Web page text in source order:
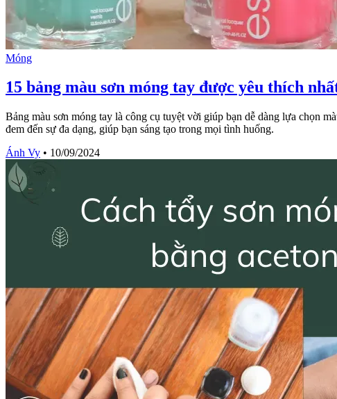
Móng
15 bảng màu sơn móng tay được yêu thích
Bảng màu sơn móng tay là công cụ tuyệt vời giúp bạn dễ dàng lựa chọn
đem đến sự đa dạng, giúp bạn sáng tạo trong mọi tình huống.
Ánh Vy • 10/09/2024